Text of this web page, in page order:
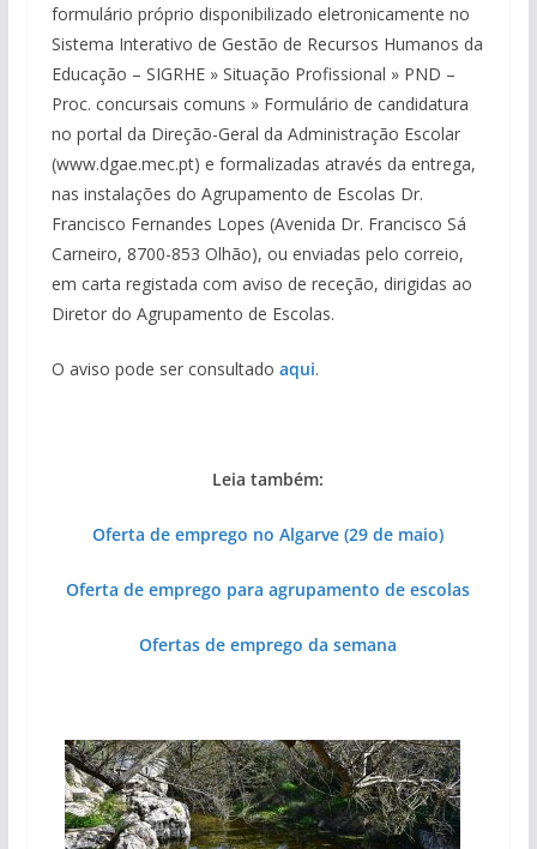
formulário próprio disponibilizado eletronicamente no
Sistema Interativo de Gestão de Recursos Humanos da
Educação – SIGRHE » Situação Profissional » PND –
Proc. concursais comuns » Formulário de candidatura
no portal da Direção-Geral da Administração Escolar
(www.dgae.mec.pt) e formalizadas através da entrega,
nas instalações do Agrupamento de Escolas Dr.
Francisco Fernandes Lopes (Avenida Dr. Francisco Sá
Carneiro, 8700-853 Olhão), ou enviadas pelo correio,
em carta registada com aviso de receção, dirigidas ao
Diretor do Agrupamento de Escolas.
O aviso pode ser consultado aqui.
Leia também:
Oferta de emprego no Algarve (29 de maio)
Oferta de emprego para agrupamento de escolas
Ofertas de emprego da semana